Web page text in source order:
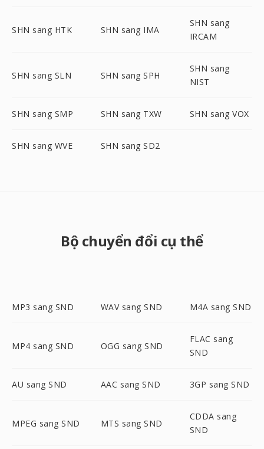
SHN sang HTK SHN sang IMA
SHN sang
IRCAM
SHN sang SLN SHN sang SPH
SHN sang
NIST
SHN sang SMP SHN sang TXW SHN sang VOX
SHN sang WVE SHN sang SD2
Bộ chuyển đổi cụ thể
MP3 sang SND WAV sang SND M4A sang SND
MP4 sang SND OGG sang SND
FLAC sang
SND
AU sang SND AAC sang SND 3GP sang SND
MPEG sang SND MTS sang SND
CDDA sang
SND